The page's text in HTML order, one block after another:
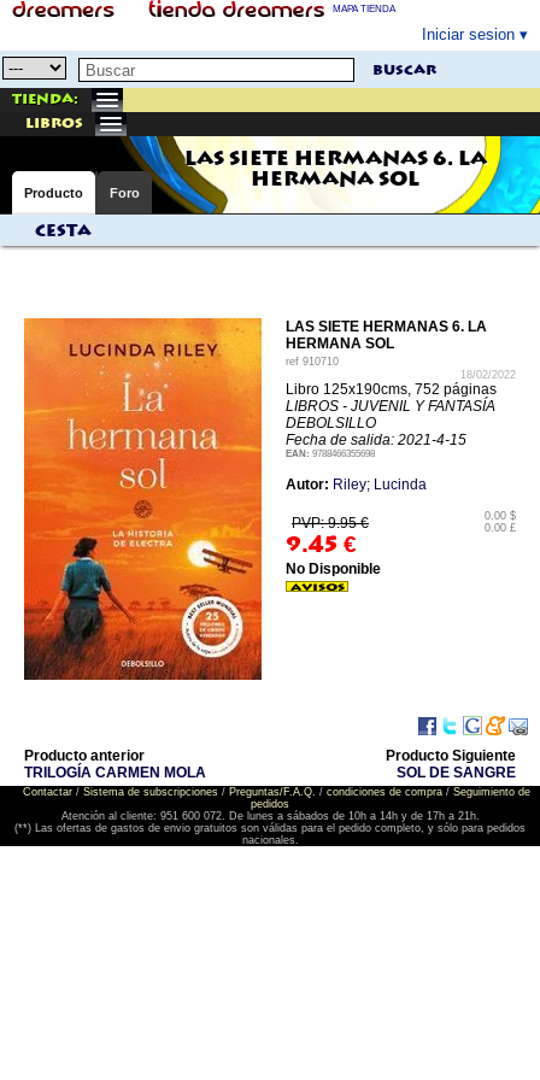
MAPA TIENDA
Iniciar sesion
buscar
Tienda:
libros
LAS SIETE HERMANAS 6. LA
HERMANA SOL
Producto Foro
Cesta
LAS SIETE HERMANAS 6. LA
HERMANA SOL
ref 910710
18/02/2022
Libro 125x190cms, 752 páginas
LIBROS - JUVENIL Y FANTASÍA
DEBOLSILLO
Fecha de salida: 2021-4-15
EAN: 9788466355698
Autor: Riley; Lucinda
PVP: 9.95 €
9.45 €
0.00 $
0.00 £
No Disponible
Producto anterior
TRILOGÍA CARMEN MOLA
Producto Siguiente
SOL DE SANGRE
Contactar/ Sistema de subscripciones/ Preguntas/F.A.Q. / condiciones de compra/ Seguimiento de
pedidos
Atención al cliente: 951 600 072. De lunes a sábados de 10h a 14h y de 17h a 21h.
(**) Las ofertas de gastos de envio gratuitos son válidas para el pedido completo, y sólo para pedidos
nacionales.